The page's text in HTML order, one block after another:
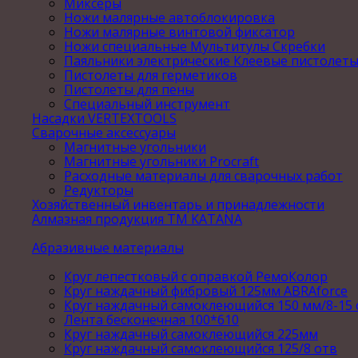
Ножи малярные автоблокировка
Ножи малярные винтовой фиксатор
Ножи специальные Мультитулы Скребки
Паяльники электрические Клеевые
Пистолеты для герметиков
Пистолеты для пены
Специальный инструмент
Насадки VERTEXTOOLS
Сварочные аксессуары
Магнитные угольники
Магнитные угольники Procraft
Расходные материалы для сварочных работ
Редукторы
Хозяйственный инвентарь и принадлежности
Алмазная продукция ТМ KATANA
Абразивные материалы
Круг лепестковый с оправкой РемоКолор
Круг наждачный фибровый 125мм ABRAforce
Круг наждачный самоклеющийся 150 мм/8-15
Лента бесконечная 100*610
Круг наждачный самоклеющийся 225мм
Круг наждачный самоклеющийся 125/8 отв